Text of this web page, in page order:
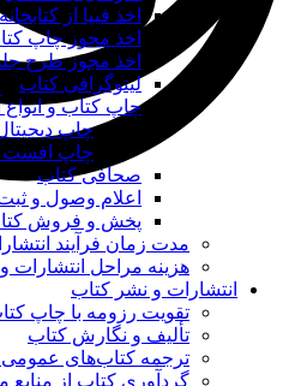
اخذ فیپا از
اخذ مجوز چاپ
اخذ مجوز طرح
لیتوگرافی کتاب
چاپ کتاب و انواع
چاپ
چاپ افست
صحافی کتاب
اعلام وصول و
پخش و فروش
مدت زمان فرآیند
هزینه مراحل انتشارات
انتشارات و نشر کتاب
تقویت رزومه با چاپ
تألیف و نگارش کتاب
ترجمه کتاب‌های
گردآوری کتاب از منابع